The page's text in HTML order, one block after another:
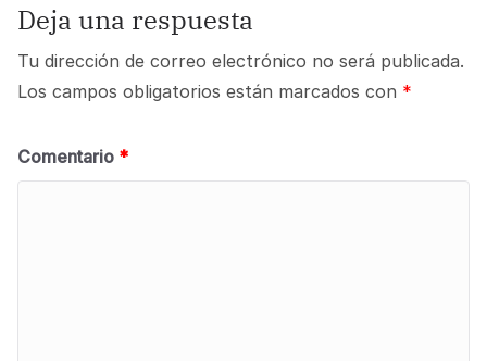
Deja una respuesta
Tu dirección de correo electrónico no será publicada.
Los campos obligatorios están marcados con *
Comentario *